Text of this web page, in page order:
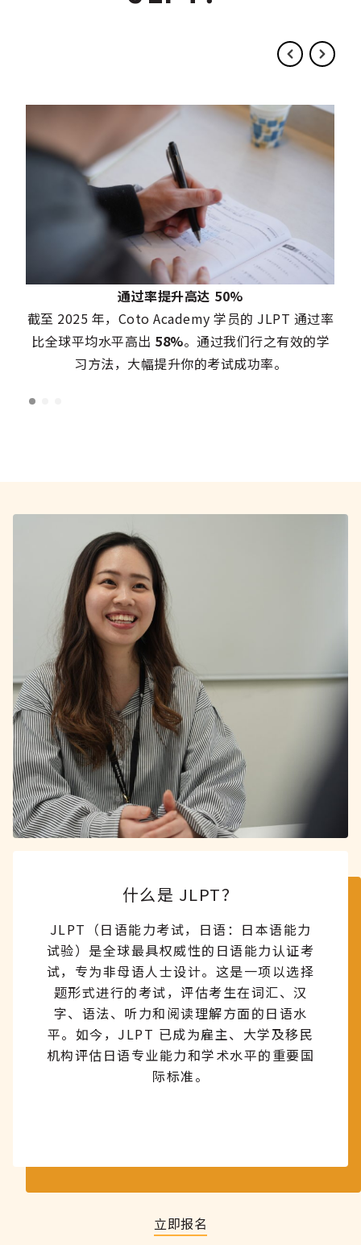
通过率提升高达 50%
截至 2025 年，Coto Academy 学员的 JLPT 通过率
比全球平均水平高出 58%。通过我们行之有效的学
习方法，大幅提升你的考试成功率。
什么是 JLPT？
JLPT（日语能力考试，日语：日本语能力
试验）是全球最具权威性的日语能力认证考
试，专为非母语人士设计。这是一项以选择
题形式进行的考试，评估考生在词汇、汉
字、语法、听力和阅读理解方面的日语水
平。如今，JLPT 已成为雇主、大学及移民
机构评估日语专业能力和学术水平的重要国
际标准。
立即报名